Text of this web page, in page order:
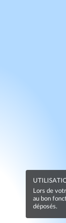
Lors de
au bon
déposés.